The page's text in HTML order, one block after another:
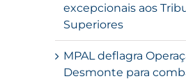
excepcionais aos
Superiores
MPAL deflagra
Desmonte para